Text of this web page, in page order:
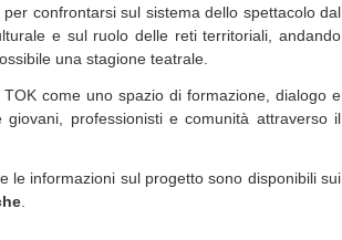
confrontarsi sul sistema dello spettacolo dal
e sul ruolo delle reti territoriali, andando
una stagione teatrale.
come uno spazio di formazione, dialogo e
professionisti e comunità attraverso il
le informazioni sul progetto sono disponibili sui